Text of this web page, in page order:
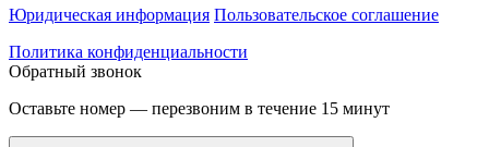
Юридическая информация Пользовательское соглашение
Политика конфиденциальности
Обратный звонок
Оставьте номер — перезвоним в течение 15 минут